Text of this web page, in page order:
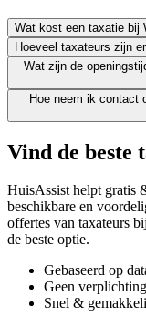
Wat kost een taxatie bij
Hoeveel taxateurs zijn
Wat zijn de
Hoe neem ik contact
Vind de beste
HuisAssist helpt gratis
beschikbare en
offertes van taxateurs
de beste optie.
Gebaseerd op
Geen
Snel &